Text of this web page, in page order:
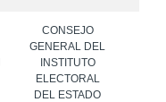
CONSEJO
GENERAL DEL
INSTITUTO
ELECTORAL
DEL ESTADO